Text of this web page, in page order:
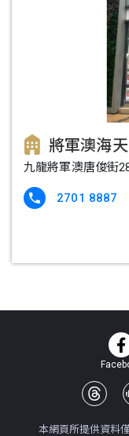
將軍澳海
九龍將軍澳唐俊街
 2701 8887
本網頁所提供資料